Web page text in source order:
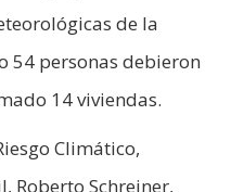
de la
54 personas debieron
14 viviendas.
Climático,
Roberto Schreiner,